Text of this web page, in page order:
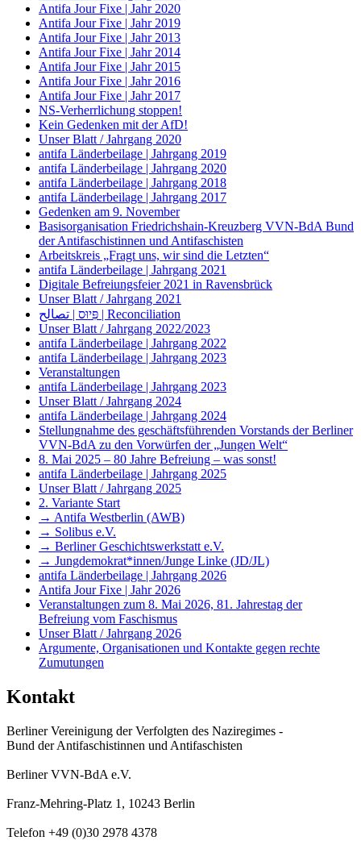
Antifa Jour Fixe | Jahr 2020
Antifa Jour Fixe | Jahr 2019
Antifa Jour Fixe | Jahr 2013
Antifa Jour Fixe | Jahr 2014
Antifa Jour Fixe | Jahr 2015
Antifa Jour Fixe | Jahr 2016
Antifa Jour Fixe | Jahr 2017
NS-Verherrlichung stoppen!
Kein Gedenken mit der AfD!
Unser Blatt / Jahrgang 2020
antifa Länderbeilage | Jahrgang 2019
antifa Länderbeilage | Jahrgang 2020
antifa Länderbeilage | Jahrgang 2018
antifa Länderbeilage | Jahrgang 2017
Gedenken am 9. November
Basisorganisation Friedrichshain-Kreuzberg VVN-BdA Bund
der Antifaschistinnen und Antifaschisten
Arbeitskreis „Fragt uns, wir sind die Letzten“
antifa Länderbeilage | Jahrgang 2021
Digitale Befreiungsfeier 2021 in Ravensbrück
Unser Blatt / Jahrgang 2021
פִּיוּס | تصالح | Reconciliation
Unser Blatt / Jahrgang 2022/2023
antifa Länderbeilage | Jahrgang 2022
antifa Länderbeilage | Jahrgang 2023
Veranstaltungen
antifa Länderbeilage | Jahrgang 2023
Unser Blatt / Jahrgang 2024
antifa Länderbeilage | Jahrgang 2024
Stellungnahme des geschäftsführenden Vorstands der Berliner
VVN-BdA zu den Vorwürfen der „Jungen Welt“
8. Mai 2025 – 80 Jahre Befreiung – was sonst!
antifa Länderbeilage | Jahrgang 2025
Unser Blatt / Jahrgang 2025
2. Variante Start
→ Antifa Westberlin (AWB)
→ Solibus e.V.
→ Berliner Geschichtswerkstatt e.V.
→ Jungdemokrat*innen/Junge Linke (JD/JL)
antifa Länderbeilage | Jahrgang 2026
Antifa Jour Fixe | Jahr 2026
Veranstaltungen zum 8. Mai 2026, 81. Jahrestag der
Befreiung vom Faschismus
Unser Blatt / Jahrgang 2026
Argumente, Organisationen und Kontakte gegen rechte
Zumutungen
Kontakt
Berliner Vereinigung der Verfolgten des Naziregimes -
Bund der Antifaschistinnen und Antifaschisten
Berliner VVN-BdA e.V.
Franz-Mehring-Platz 1, 10243 Berlin
Telefon +49 (0)30 2978 4378